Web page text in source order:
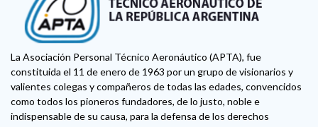
La Asociación Personal Técnico Aeronáutico (APTA), fue
constituida el 11 de enero de 1963 por un grupo de visionarios y
valientes colegas y compañeros de todas las edades, convencidos
como todos los pioneros fundadores, de lo justo, noble e
indispensable de su causa, para la defensa de los derechos